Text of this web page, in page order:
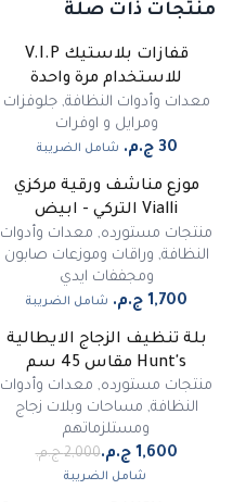
منتجات ذات صلة
قفازات بلاستيك V.I.P
للاستخدام مرة واحدة
معدات وأدوات النظافة,جلوفزات
ومرايل و اوفرات
شامل الضريبة
موزع مناشف ورقية مركزي
Vialli التركي - ابيض
منتجات مستورده, معدات وأدوات
النظافة, وراقات وموزعات صابون
ومجففات ايدي
شامل الضريبة
%
بلة تنظيف الزجاج الايطالية
Hunt's مقاس 45 سم
منتجات مستورده, معدات وأدوات
النظافة, مساحات وبلات زجاج
ومستلزماتهم
‏2,000 ج.م.‏
شامل الضريبة